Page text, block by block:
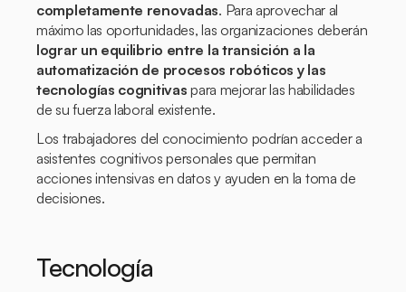
completamente renovadas. Para aprovechar al
máximo las oportunidades, las organizaciones deberán
lograr un equilibrio entre la transición a la
automatización de procesos robóticos y las
tecnologías cognitivas para mejorar las habilidades
de su fuerza laboral existente.
Los trabajadores del conocimiento podrían acceder a
asistentes cognitivos personales que permitan
acciones intensivas en datos y ayuden en la toma de
decisiones.
Tecnología